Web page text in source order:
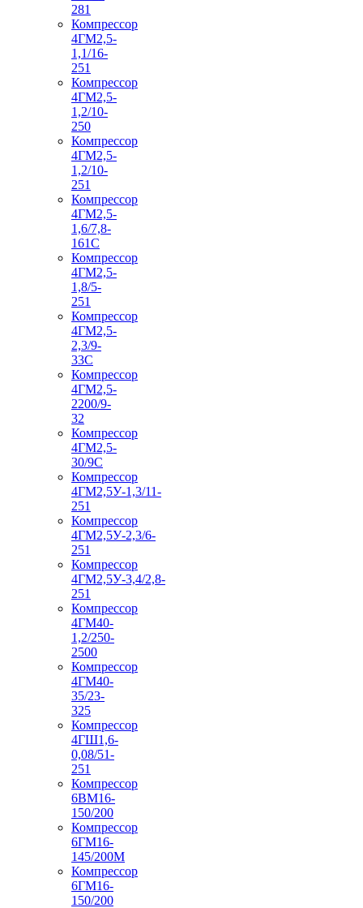
281
Компрессор
4ГМ2,5-
1,1/16-
251
Компрессор
4ГМ2,5-
1,2/10-
250
Компрессор
4ГМ2,5-
1,2/10-
251
Компрессор
4ГМ2,5-
1,6/7,8-
161С
Компрессор
4ГМ2,5-
1,8/5-
251
Компрессор
4ГМ2,5-
2,3/9-
33С
Компрессор
4ГМ2,5-
2200/9-
32
Компрессор
4ГМ2,5-
30/9С
Компрессор
4ГМ2,5У-1,3/11-
251
Компрессор
4ГМ2,5У-2,3/6-
251
Компрессор
4ГМ2,5У-3,4/2,8-
251
Компрессор
4ГМ40-
1,2/250-
2500
Компрессор
4ГМ40-
35/23-
325
Компрессор
4ГШ1,6-
0,08/51-
251
Компрессор
6ВМ16-
150/200
Компрессор
6ГМ16-
145/200М
Компрессор
6ГМ16-
150/200